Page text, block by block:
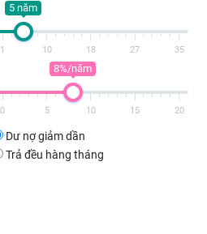
5 năm
1 10 18 27 35
8%/năm
0 5 10 15 20
Dư nợ giảm dần
Trả đều hàng tháng